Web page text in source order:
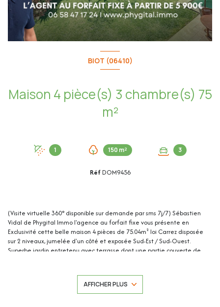
BIOT (06410)
Maison 4 pièce(s) 3 chambre(s) 75
m²
1 150 m² 3
RéfDOM9456
(Visite virtuelle 360° disponible sur demande par sms 7j/7) Sébastien
Vidal de Phygital Immo l'agence au forfait fixe vous présente en
Exclusivité cette belle maison 4 pièces de 75.04m² loi Carrez disposée
sur 2 niveaux, jumelée d'un côté et exposée Sud-Est / Sud-Ouest.
Superbe jardin entretenu avec terrasse dont une partie couverte de
des écoles, du village de Biot et des accès à Sophia Antipolis. Faibles
charges (15€ /mois environ)AFFICHER PLUS